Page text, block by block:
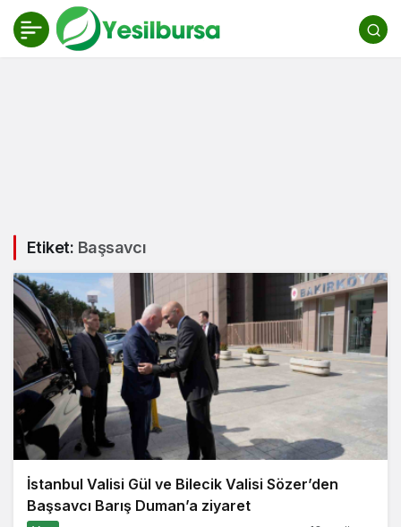
Etiket: Başsavcı
İstanbul Valisi Gül ve Bilecik Valisi Sözer’den
Başsavcı Barış Duman’a ziyaret